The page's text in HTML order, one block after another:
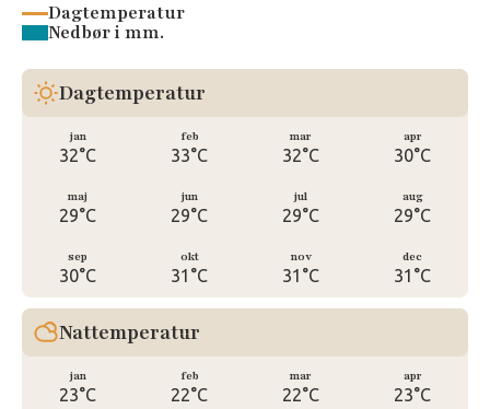
Dagtemperatur
Nedbør i mm.
Dagtemperatur
jan
32°C
feb
33°C
mar
32°C
apr
30°C
maj
29°C
jun
29°C
jul
29°C
aug
29°C
sep
30°C
okt
31°C
nov
31°C
dec
31°C
Nattemperatur
jan
23°C
feb
22°C
mar
22°C
apr
23°C